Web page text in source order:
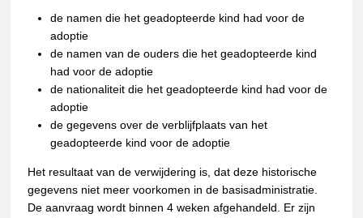
de namen die het geadopteerde kind had voor de
adoptie
de namen van de ouders die het geadopteerde kind
had voor de adoptie
de nationaliteit die het geadopteerde kind had voor de
adoptie
de gegevens over de verblijfplaats van het
geadopteerde kind voor de adoptie
Het resultaat van de verwijdering is, dat deze historische
gegevens niet meer voorkomen in de basisadministratie.
De aanvraag wordt binnen 4 weken afgehandeld. Er zijn